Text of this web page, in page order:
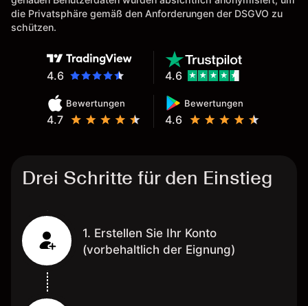
die Privatsphäre gemäß den Anforderungen der DSGVO zu
schützen.
4.6
Bewertungen
4.7
Bewertungen
4.6
4.6
Drei Schritte für den Einstieg
1. Erstellen Sie Ihr Konto
(vorbehaltlich der Eignung)